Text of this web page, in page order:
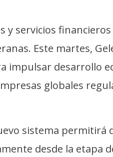
servicios
Este martes,
impulsar desarrollo
globales
sistema permitirá
desde la etapa